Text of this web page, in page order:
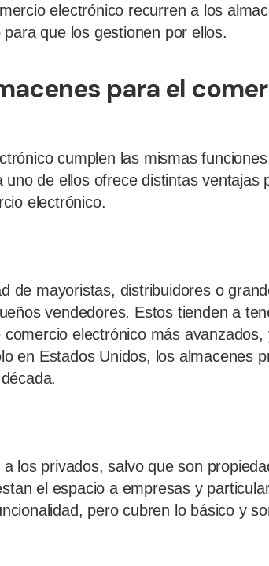
electrónico recurren a los
que los gestionen por ellos.
para el
cumplen las mismas
de ellos ofrece distintas ventajas
electrónico.
de mayoristas, distribuidores o
vendedores. Estos tienden a
electrónico más avanzados,
en Estados Unidos, los almacenes
los privados, salvo que son
el espacio a empresas y
pero cubren lo básico y